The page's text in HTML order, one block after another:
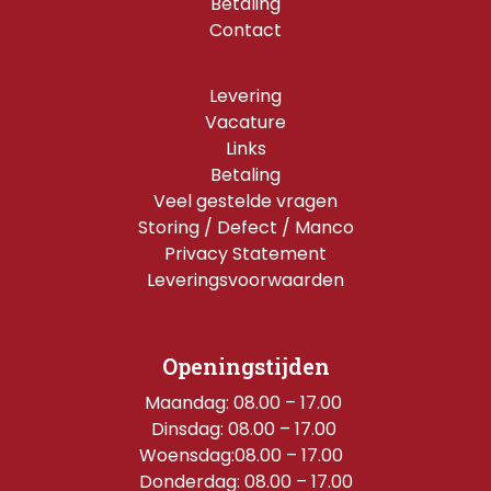
Contact
Levering
Vacature
Links
Betaling
Veel gestelde vragen
Storing / Defect / Manco
Privacy Statement
Leveringsvoorwaarden
Openingstijden
Maandag: 08.00 – 17.00
Dinsdag: 08.00 – 17.00
Woensdag:08.00 – 17.00
Donderdag: 08.00 – 17.00